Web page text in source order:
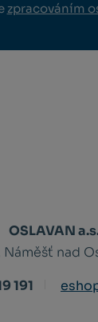
zpracováním
OSLAVAN
Náměšť nad
191